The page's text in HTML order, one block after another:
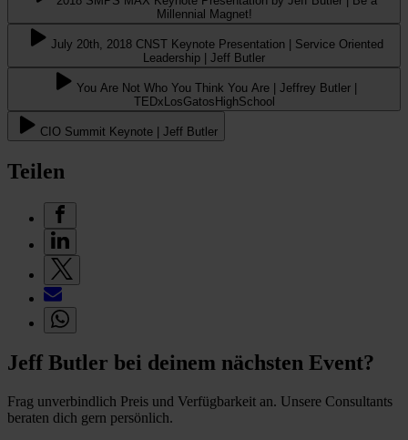
Millennial Magnet!
July 20th, 2018 CNST Keynote Presentation | Service Oriented
Leadership | Jeff Butler
You Are Not Who You Think You Are | Jeffrey Butler |
TEDxLosGatosHighSchool
CIO Summit Keynote | Jeff Butler
Teilen
Jeff Butler bei deinem nächsten Event?
Frag unverbindlich Preis und Verfügbarkeit an. Unsere Consultants
beraten dich gern persönlich.